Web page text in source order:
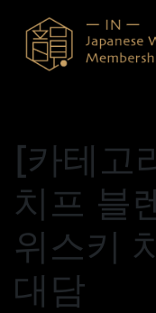
[카테고
치프 블
위스키
대담